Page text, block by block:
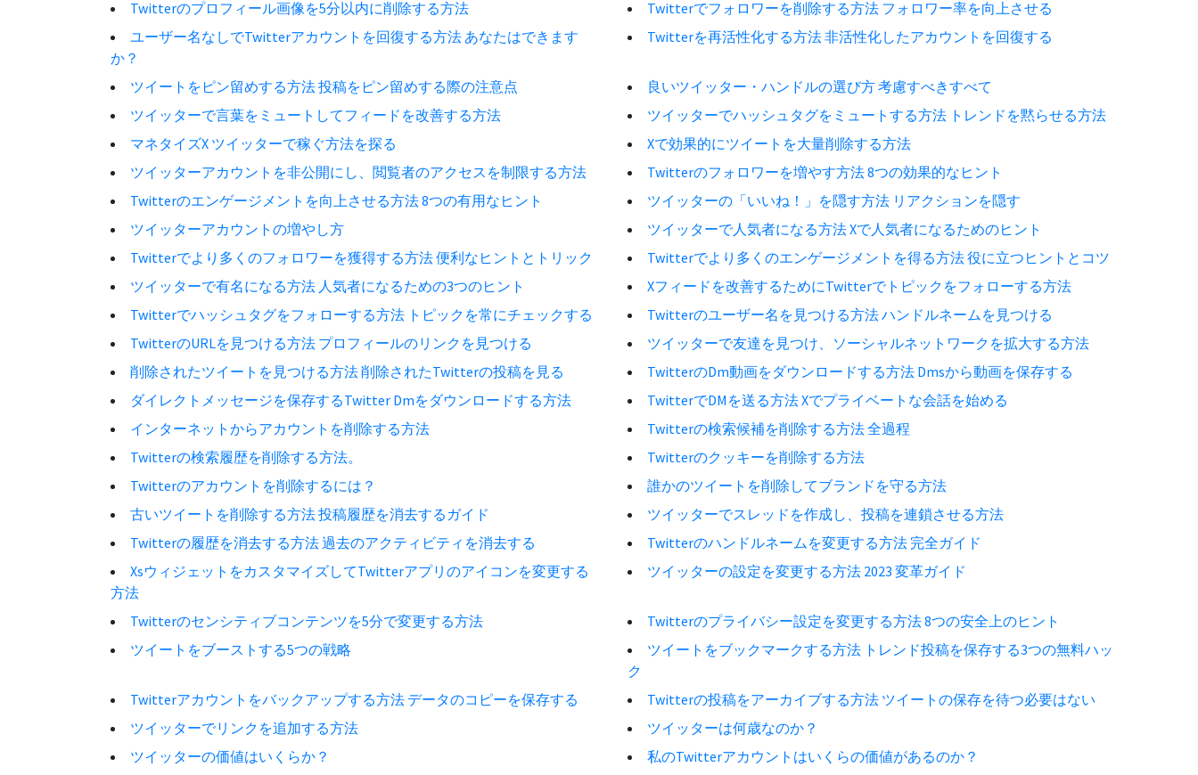
Twitterのプロフィール画像を5分以内に削除する方法
Twitterでフォロワーを削除する方法 フォロワー率を向上させる
ユーザー名なしでTwitterアカウントを回復する方法 あなたはできます
か？
Twitterを再活性化する方法 非活性化したアカウントを回復する
ツイートをピン留めする方法 投稿をピン留めする際の注意点
良いツイッター・ハンドルの選び方 考慮すべきすべて
ツイッターで言葉をミュートしてフィードを改善する方法
ツイッターでハッシュタグをミュートする方法 トレンドを黙らせる方法
マネタイズX ツイッターで稼ぐ方法を探る
Xで効果的にツイートを大量削除する方法
ツイッターアカウントを非公開にし、閲覧者のアクセスを制限する方法
Twitterのフォロワーを増やす方法 8つの効果的なヒント
Twitterのエンゲージメントを向上させる方法 8つの有用なヒント
ツイッターの「いいね！」を隠す方法 リアクションを隠す
ツイッターアカウントの増やし方
ツイッターで人気者になる方法 Xで人気者になるためのヒント
Twitterでより多くのフォロワーを獲得する方法 便利なヒントとトリック
Twitterでより多くのエンゲージメントを得る方法 役に立つヒントとコツ
ツイッターで有名になる方法 人気者になるための3つのヒント
Xフィードを改善するためにTwitterでトピックをフォローする方法
Twitterでハッシュタグをフォローする方法 トピックを常にチェックする
Twitterのユーザー名を見つける方法 ハンドルネームを見つける
TwitterのURLを見つける方法 プロフィールのリンクを見つける
ツイッターで友達を見つけ、ソーシャルネットワークを拡大する方法
削除されたツイートを見つける方法 削除されたTwitterの投稿を見る
TwitterのDm動画をダウンロードする方法 Dmsから動画を保存する
ダイレクトメッセージを保存するTwitter Dmをダウンロードする方法
TwitterでDMを送る方法 Xでプライベートな会話を始める
インターネットからアカウントを削除する方法
Twitterの検索候補を削除する方法 全過程
Twitterの検索履歴を削除する方法。
Twitterのクッキーを削除する方法
Twitterのアカウントを削除するには？
誰かのツイートを削除してブランドを守る方法
古いツイートを削除する方法 投稿履歴を消去するガイド
ツイッターでスレッドを作成し、投稿を連鎖させる方法
Twitterの履歴を消去する方法 過去のアクティビティを消去する
Twitterのハンドルネームを変更する方法 完全ガイド
XsウィジェットをカスタマイズしてTwitterアプリのアイコンを変更する
方法
ツイッターの設定を変更する方法 2023 変革ガイド
Twitterのセンシティブコンテンツを5分で変更する方法
Twitterのプライバシー設定を変更する方法 8つの安全上のヒント
ツイートをブーストする5つの戦略
ツイートをブックマークする方法 トレンド投稿を保存する3つの無料ハッ
ク
Twitterアカウントをバックアップする方法 データのコピーを保存する
Twitterの投稿をアーカイブする方法 ツイートの保存を待つ必要はない
ツイッターでリンクを追加する方法
ツイッターは何歳なのか？
ツイッターの価値はいくらか？
私のTwitterアカウントはいくらの価値があるのか？